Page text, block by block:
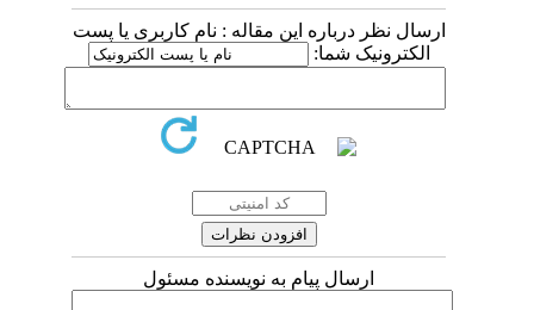
ارسال نظر درباره این مقاله : نام کاربری یا پست
الکترونیک شما:
ارسال پیام به نویسنده مسئول